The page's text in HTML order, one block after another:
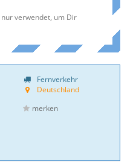
verwendet, um Dir
Fernverkehr
Deutschland
merken